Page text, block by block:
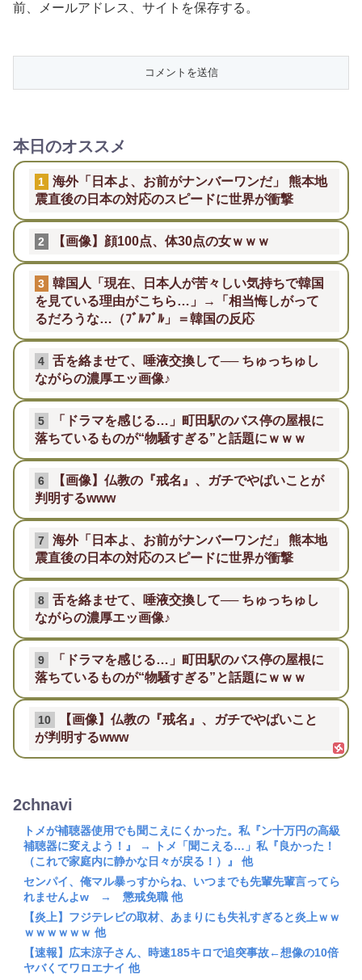
前、メールアドレス、サイトを保存する。
本日のオススメ
1
海外「日本よ、お前がナンバーワンだ」 熊本地
震直後の日本の対応のスピードに世界が衝撃
2 【画像】顔100点、体30点の女ｗｗｗ
3
韓国人「現在、日本人が苦々しい気持ちで韓国
を見ている理由がこちら…」→「相当悔しがって
るだろうな…（ﾌﾞﾙﾌﾞﾙ」＝韓国の反応
4
舌を絡ませて、唾液交換して── ちゅっちゅし
ながらの濃厚エッ画像♪
5
「ドラマを感じる…」町田駅のバス停の屋根に
落ちているものが“物騒すぎる”と話題にｗｗｗ
6
【画像】仏教の『戒名』、ガチでやばいことが
判明するwww
7
海外「日本よ、お前がナンバーワンだ」 熊本地
震直後の日本の対応のスピードに世界が衝撃
8
舌を絡ませて、唾液交換して── ちゅっちゅし
ながらの濃厚エッ画像♪
9
「ドラマを感じる…」町田駅のバス停の屋根に
落ちているものが“物騒すぎる”と話題にｗｗｗ
10
【画像】仏教の『戒名』、ガチでやばいこと
が判明するwww
2chnavi
トメが補聴器使用でも聞こえにくかった。私『ン十万円の高級
補聴器に変えよう！』 → トメ「聞こえる…」私『良かった！
（これで家庭内に静かな日々が戻る！）』 他
センパイ、俺マル暴っすからね、いつまでも先輩先輩言ってら
れませんよw → 懲戒免職 他
【炎上】フジテレビの取材、あまりにも失礼すぎると炎上ｗｗ
ｗｗｗｗｗｗ 他
【速報】広末涼子さん、時速185キロで追突事故←想像の10倍
ヤバくてワロエナイ 他